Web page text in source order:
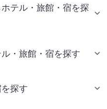
テル・旅館・宿を探
・旅館・宿を探す
探す